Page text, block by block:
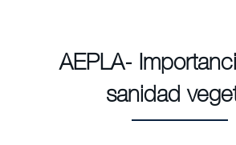
AEPLA-
sanidad